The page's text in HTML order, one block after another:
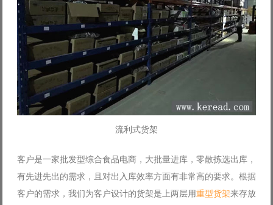
流利式货架
客户是一家批发型综合食品电商，大批量进库，零散拣选出库，
有先进先出的需求，且对出入库效率方面有非常高的要求。根据
客户的需求，我们为客户设计的货架是上两层用重型货架来存放